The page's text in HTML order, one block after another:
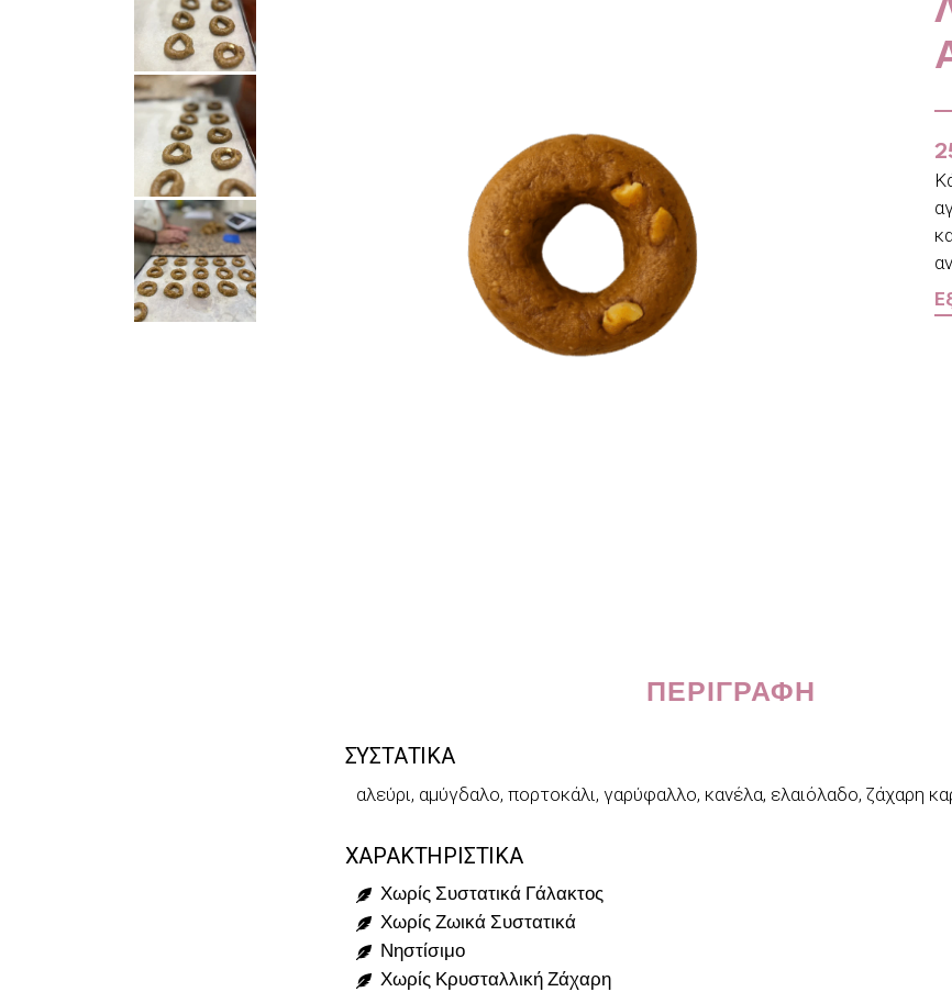
ΠΕΡΙΓΡΑΦΉ
ΣΥΣΤΑΤΙΚΑ
αλεύρι, αμύγδαλο, πορτοκάλι, γαρύφαλλο, κανέλα, ελαιόλαδο, ζάχαρη
ΧΑΡΑΚΤΗΡΙΣΤΙΚΑ
Χωρίς Συστατικά Γάλακτος
Χωρίς Ζωικά Συστατικά
Νηστίσιμο
Χωρίς Κρυσταλλική Ζάχαρη